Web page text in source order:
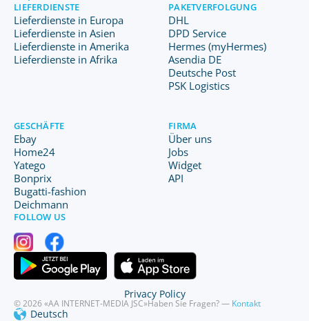
LIEFERDIENSTE
Lieferdienste in Europa
Lieferdienste in Asien
Lieferdienste in Amerika
Lieferdienste in Afrika
PAKETVERFOLGUNG
DHL
DPD Service
Hermes (myHermes)
Asendia DE
Deutsche Post
PSK Logistics
GESCHÄFTE
Ebay
Home24
Yatego
Bonprix
Bugatti-fashion
Deichmann
FIRMA
Über uns
Jobs
Widget
API
FOLLOW US
© 2026 «AA INTERNET-MEDIA JSC»Haben Sie Fragen? — Kontakt
Deutsch
Privacy Policy